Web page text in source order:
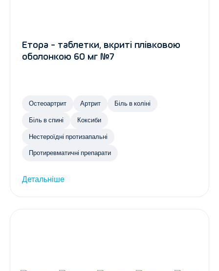
Етора - таблетки, вкриті плівковою
оболонкою 60 мг №7
Остеоартрит Артрит Біль в коліні
Біль в спині Коксиби
Нестероїдні протизапальні
Протиревматичні препарати
Детальніше